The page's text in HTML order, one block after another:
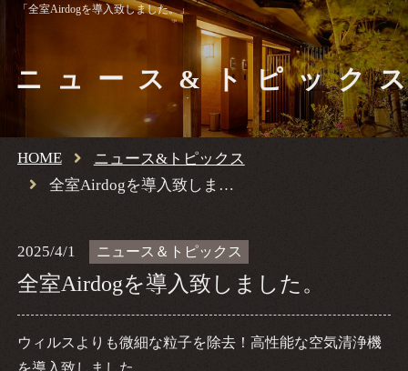
「全室Airdogを導入致しました。」
ニュース&トピック
HOME
ニュース&トピックス
全室Airdogを導入致しました。
2025/4/1 ニュース＆トピックス
全室Airdogを導入致しました。
ウィルスよりも微細な粒子を除去！高性能な空気清浄機